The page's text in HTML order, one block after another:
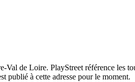
de Loire. PlayStreet référence les
publié à cette adresse pour le moment.